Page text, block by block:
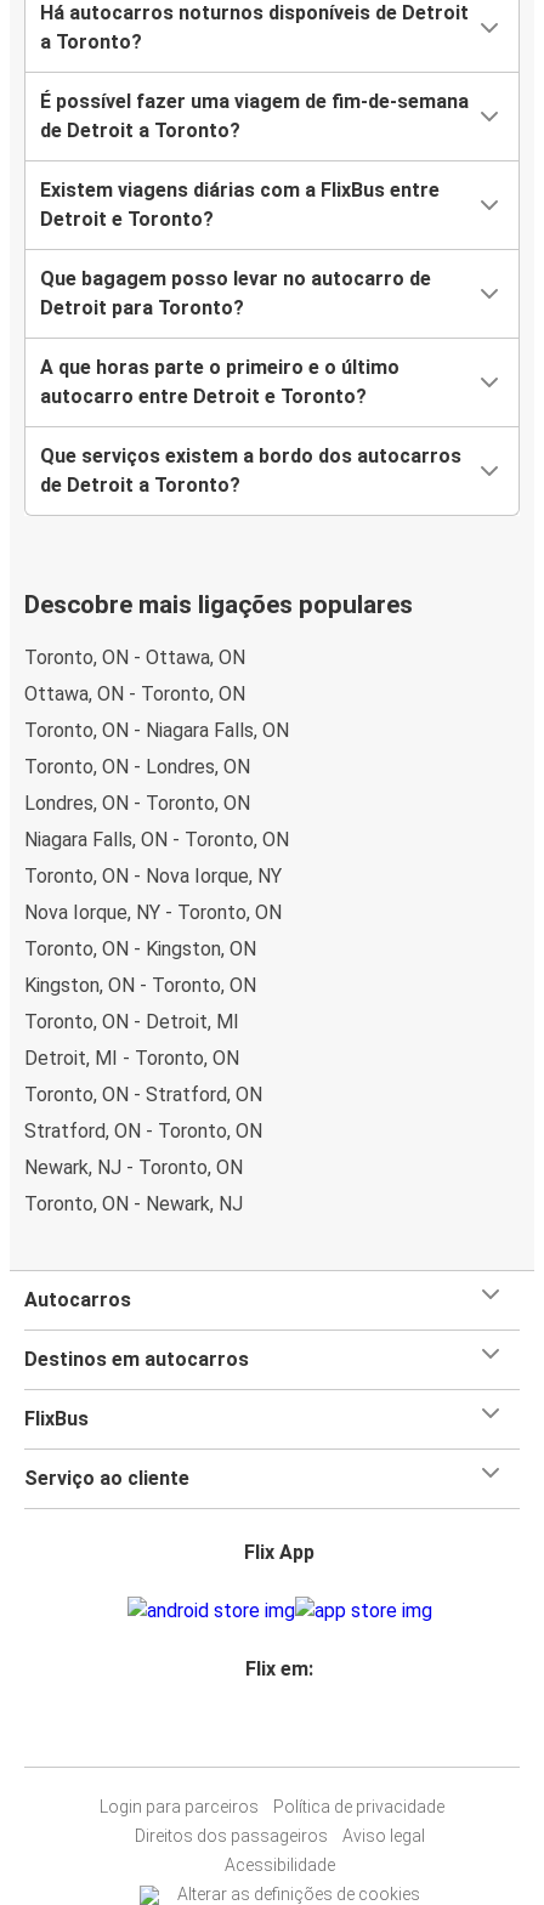
Há autocarros noturnos disponíveis de Detroit
a Toronto?
É possível fazer uma viagem de fim-de-semana
de Detroit a Toronto?
Existem viagens diárias com a FlixBus entre
Detroit e Toronto?
Que bagagem posso levar no autocarro de
Detroit para Toronto?
A que horas parte o primeiro e o último
autocarro entre Detroit e Toronto?
Que serviços existem a bordo dos autocarros
de Detroit a Toronto?
Descobre mais ligações populares
Toronto, ON - Ottawa, ON
Ottawa, ON - Toronto, ON
Toronto, ON - Niagara Falls, ON
Toronto, ON - Londres, ON
Londres, ON - Toronto, ON
Niagara Falls, ON - Toronto, ON
Toronto, ON - Nova Iorque, NY
Nova Iorque, NY - Toronto, ON
Toronto, ON - Kingston, ON
Kingston, ON - Toronto, ON
Toronto, ON - Detroit, MI
Detroit, MI - Toronto, ON
Toronto, ON - Stratford, ON
Stratford, ON - Toronto, ON
Newark, NJ - Toronto, ON
Toronto, ON - Newark, NJ
Autocarros
Destinos em autocarros
FlixBus
Serviço ao cliente
Flix App
Flix em:
Login para parceiros
Política de privacidade
Direitos dos passageiros
Aviso legal
Acessibilidade
Alterar as definições de cookies